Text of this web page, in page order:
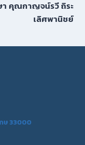
คุณกาญจน์รวี ถิระ
เลิศพานิชย์
กษ 33000